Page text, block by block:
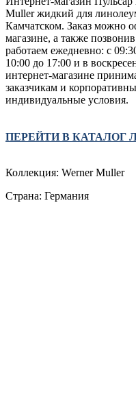
Muller жидкий для
Камчатском. Заказ можно
магазине, а также
работаем ежедневно: с
10:00 до 17:00 и в
интернет-магазине
заказчикам и
индивидуальные условия.
ПЕРЕЙТИ В КАТАЛОГ
Коллекция: Werner Muller
Страна: Германия